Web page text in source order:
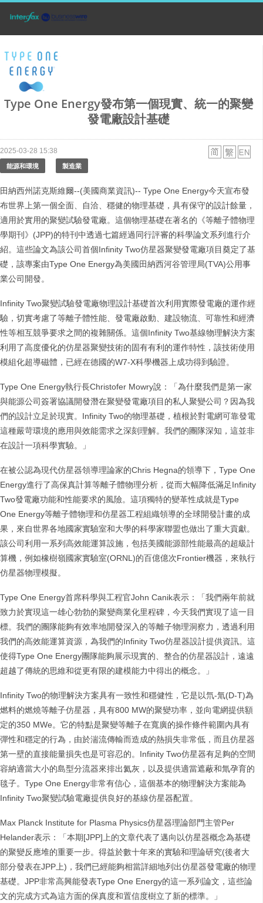
Type One Energy發布第一個現實、統一的聚變
發電廠設計基礎
2025-03-28 15:38
能源和環境 製造業
田納西州諾克斯維爾--(美國商業資訊)-- Type One Energy今天宣布發
布世界上第一個全面、自洽、穩健的物理基礎，具有保守的設計餘量，
適用於實用的聚變試驗發電廠。這個物理基礎在著名的《等離子體物理
學期刊》(JPP)的特刊中透過七篇經過同行評審的科學論文系列進行介
紹。這些論文為該公司首個Infinity Two仿星器聚變發電廠項目奠定了基
礎，該專案由Type One Energy為美國田納西河谷管理局(TVA)公用事
業公司開發。
Infinity Two聚變試驗發電廠物理設計基礎首次利用實際發電廠的運作經
驗，切實考慮了等離子體性能、發電廠啟動、建設物流、可靠性和經濟
性等相互競爭要求之間的複雜關係。這個Infinity Two基線物理解決方案
利用了高度優化的仿星器聚變技術的固有有利的運作特性，該技術使用
模組化超導磁體，已經在德國的W7-X科學機器上成功得到驗證。
Type One Energy執行長Christofer Mowry說：「為什麼我們是第一家
與能源公司簽署協議開發潛在聚變發電廠項目的私人聚變公司？因為我
們的設計立足於現實。Infinity Two的物理基礎，植根於對電網可靠發電
這種嚴苛環境的應用與效能需求之深刻理解。我們的團隊深知，這並非
在設計一項科學實驗。」
在被公認為現代仿星器領導理論家的Chris Hegna的領導下，Type One
Energy進行了高保真計算等離子體物理分析，從而大幅降低滿足Infinity
Two發電廠功能和性能要求的風險。這項獨特的變革性成就是Type
One Energy等離子體物理和仿星器工程組織領導的全球開發計畫的成
果，來自世界各地國家實驗室和大學的科學家聯盟也做出了重大貢獻。
該公司利用一系列高效能運算設施，包括美國能源部性能最高的超級計
算機，例如橡樹嶺國家實驗室(ORNL)的百億億次Frontier機器，來執行
仿星器物理模擬。
Type One Energy首席科學與工程官John Canik表示：「我們兩年前就
致力於實現這一雄心勃勃的聚變商業化里程碑，今天我們實現了這一目
標。我們的團隊能夠有效率地開發深入的等離子物理洞察力，透過利用
我們的高效能運算資源，為我們的Infinity Two仿星器設計提供資訊。這
使得Type One Energy團隊能夠展示現實的、整合的仿星器設計，遠遠
超越了傳統的思維和從更有限的建模能力中得出的概念。」
Infinity Two的物理解決方案具有一致性和穩健性，它是以氘-氚(D-T)為
燃料的燃燒等離子仿星器，具有800 MW的聚變功率，並向電網提供額
定的350 MWe。它的特點是聚變等離子在寬廣的操作條件範圍內具有
彈性和穩定的行為，由於湍流傳輸而造成的熱損失非常低，而且仿星器
第一壁的直接能量損失也是可容忍的。Infinity Two仿星器有足夠的空間
容納適當大小的島型分流器來排出氦灰，以及提供適當遮蔽和氚孕育的
毯子。Type One Energy非常有信心，這個基本的物理解決方案能為
Infinity Two聚變試驗電廠提供良好的基線仿星器配置。
Max Planck Institute for Plasma Physics仿星器理論部門主管Per
Helander表示：「本期[JPP]上的文章代表了邁向以仿星器概念為基礎
的聚變反應堆的重要一步。得益於數十年來的實驗和理論研究(後者大
部分發表在JPP上)，我們已經能夠相當詳細地列出仿星器發電廠的物理
基礎。JPP非常高興能發表Type One Energy的這一系列論文，這些論
文的完成方式為這方面的保真度和置信度樹立了新的標準。」